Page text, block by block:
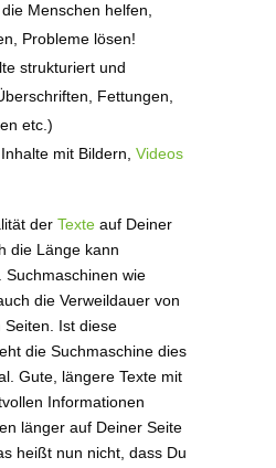
Menschen helfen,
Probleme lösen!
strukturiert und
Fettungen,
etc.)
mit Bildern, Videos
der Texteauf Deiner
die Länge kann
Suchmaschinen wie
die Verweildauer von
Ist diese
die Suchmaschine dies
Gute, längere Texte mit
Informationen
länger auf Deiner Seite
heißt nun nicht, dass Du